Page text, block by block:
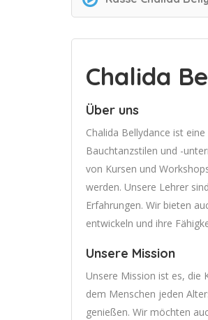
Chalida
Über uns
Chalida Bellydance ist
Bauchtanzstilen und -
von Kursen und
werden. Unsere Lehrer
Erfahrungen. Wir bieten
entwickeln und ihre
Unsere Mission
Unsere Mission ist es, die
dem Menschen jeden
genießen. Wir möchten